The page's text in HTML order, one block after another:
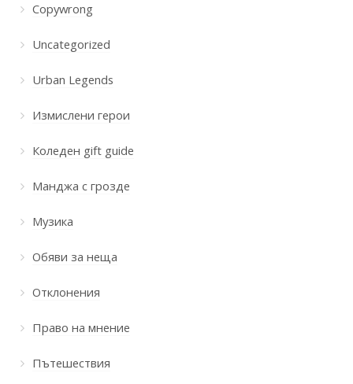
Copywrong
Uncategorized
Urban Legends
Измислени герои
Коледен gift guide
Манджа с грозде
Музика
Обяви за неща
Отклонения
Право на мнение
Пътешествия